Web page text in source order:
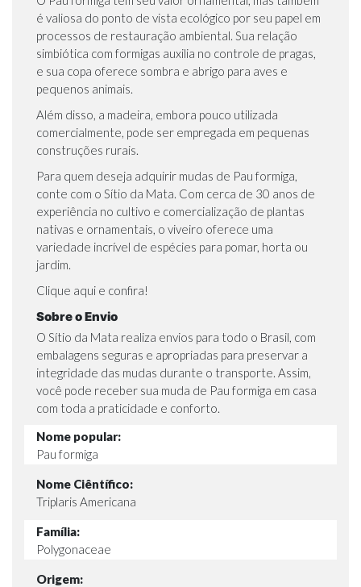
é valiosa do ponto de vista ecológico por seu papel em
processos de restauração ambiental. Sua relação
simbiótica com formigas auxilia no controle de pragas,
e sua copa oferece sombra e abrigo para aves e
pequenos animais.
Além disso, a madeira, embora pouco utilizada
comercialmente, pode ser empregada em pequenas
construções rurais.
Para quem deseja adquirir mudas de Pau formiga,
conte com o Sítio da Mata. Com cerca de 30 anos de
experiência no cultivo e comercialização de plantas
nativas e ornamentais, o viveiro oferece uma
variedade incrível de espécies para pomar, horta ou
jardim.
Clique aqui e confira!
Sobre o Envio
O Sítio da Mata realiza envios para todo o Brasil, com
embalagens seguras e apropriadas para preservar a
integridade das mudas durante o transporte. Assim,
você pode receber sua muda de Pau formiga em casa
com toda a praticidade e conforto.
Nome popular:
Pau formiga
Nome Ciêntífico:
Triplaris Americana
Família:
Polygonaceae
Origem: